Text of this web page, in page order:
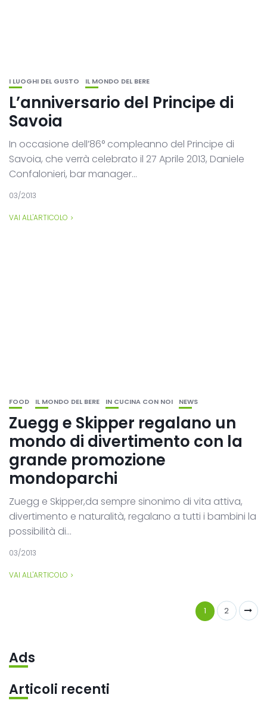
I LUOGHI DEL GUSTO IL MONDO DEL BERE
L’anniversario del Principe di
Savoia
In occasione dell’86° compleanno del Principe di
Savoia, che verrà celebrato il 27 Aprile 2013, Daniele
Confalonieri, bar manager...
03/2013
VAI ALL'ARTICOLO
FOOD IL MONDO DEL BERE IN CUCINA CON NOI NEWS
Zuegg e Skipper regalano un
mondo di divertimento con la
grande promozione
mondoparchi
Zuegg e Skipper,da sempre sinonimo di vita attiva,
divertimento e naturalità, regalano a tutti i bambini la
possibilità di...
03/2013
VAI ALL'ARTICOLO
1 2
Ads
Articoli recenti